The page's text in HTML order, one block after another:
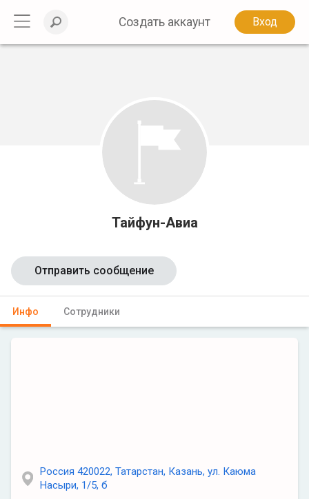
Создать аккаунт Вход
Тайфун-Авиа
Инфо Сотрудники
Отправить сообщение
Россия 420022, Татарстан, Казань, ул. Каюма
Насыри, 1/5, б